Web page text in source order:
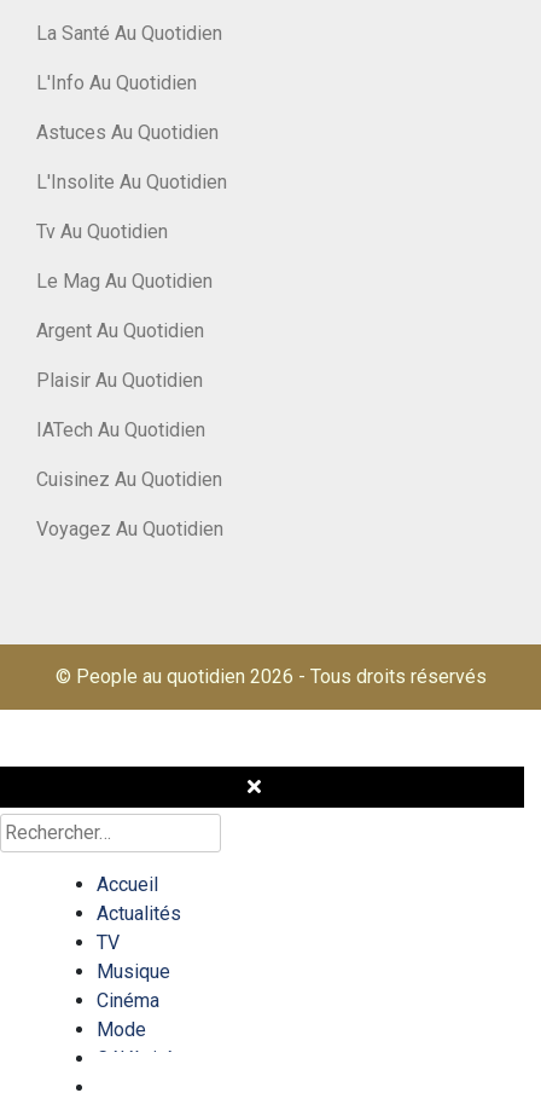
La Santé Au Quotidien
L'Info Au Quotidien
Astuces Au Quotidien
L'Insolite Au Quotidien
Tv Au Quotidien
Le Mag Au Quotidien
Argent Au Quotidien
Plaisir Au Quotidien
IATech Au Quotidien
Cuisinez Au Quotidien
Voyagez Au Quotidien
© People au quotidien 2026 - Tous droits réservés
Rechercher :
Accueil
Actualités
TV
Musique
Cinéma
Mode
Célébrités